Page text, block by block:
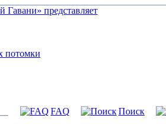
представляет
потомки
FAQ Поиск